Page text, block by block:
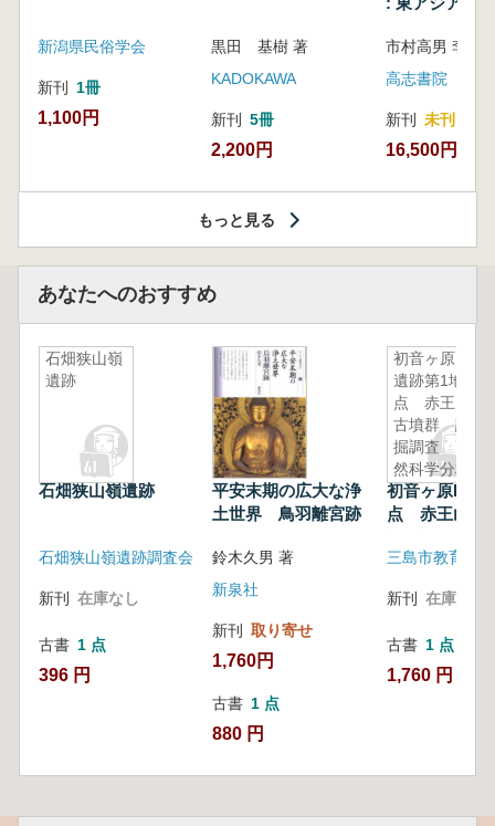
新潟県民俗学会
新刊 1冊
1,100円
黒田 基樹 著
KADOKAWA
新刊 5冊
2,200円
高志書院
新刊 未刊
16,500円
もっと見る
あなたへのおすすめ
石畑狭山嶺
遺跡
石畑狭山嶺遺跡
石畑狭山嶺遺跡調査会
新刊 在庫なし
古書 1 点
396 円
平安末期の広大な浄
土世界 鳥羽離宮跡
鈴木久男 著
新泉社
新刊 取り寄せ
1,760円
古書 1 点
880 円
初音ヶ原B
遺跡第1地
点 赤王山
古墳群 試
掘調査 自
然科学分析
初音ヶ原B遺
点 赤王山
分析
三島市教育委
新刊 在庫なし
古書 1 点
1,760 円